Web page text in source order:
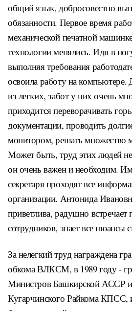
общий язык, добросовестно
обязанности. Первое время
механической печатной
технологии менялись. Идя в
выполняя требования
освоила работу на компьютере.
из легких, забот у них очень
приходится переворачивать
документации, проводить
монитором, решать множество
Может быть, труд этих людей не
он очень важен и необходим.
секретаря проходят все
организации. Антонида
приветлива, радушно встречает
сотрудников, знает все нюансы
За нелегкий труд награждена
обкома ВЛКСМ, в 1989 году -
Министров Башкирской АССР
Кугарчинского Райкома КПСС,